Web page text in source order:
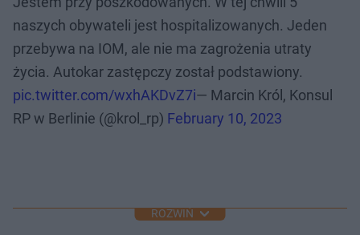
naszych obywateli jest hospitalizowanych. Jeden
przebywa na IOM, ale nie ma zagrożenia utraty
życia. Autokar zastępczy został podstawiony.
pic.twitter.com/wxhAKDvZ7i— Marcin Król, Konsul
RP w Berlinie (@krol_rp) February 10, 2023
ROZWIŃ